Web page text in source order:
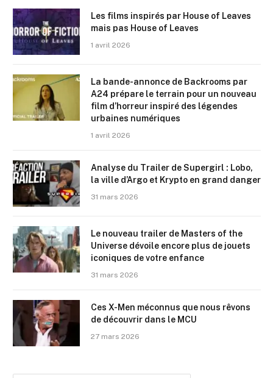
Les films inspirés par House of Leaves
mais pas House of Leaves
1 avril 2026
La bande-annonce de Backrooms par
A24 prépare le terrain pour un nouveau
film d’horreur inspiré des légendes
urbaines numériques
1 avril 2026
Analyse du Trailer de Supergirl : Lobo,
la ville d’Argo et Krypto en grand danger
31 mars 2026
Le nouveau trailer de Masters of the
Universe dévoile encore plus de jouets
iconiques de votre enfance
31 mars 2026
Ces X-Men méconnus que nous rêvons
de découvrir dans le MCU
27 mars 2026